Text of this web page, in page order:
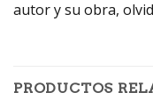
autor y su obra,
PRODUCTOS